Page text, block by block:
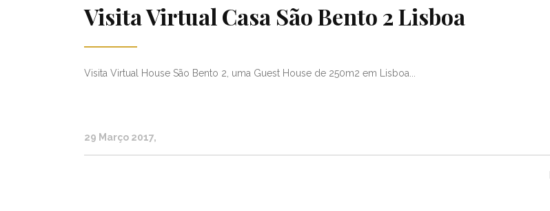
Visita Virtual Casa São Bento 2 Lisboa
Visita Virtual House São Bento 2, uma Guest House de 250m2 em Lisboa...
29 Março 2017